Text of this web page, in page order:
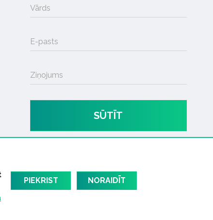
Vārds
E-pasts
Ziņojums
SŪTĪT
PIEKRIST NORAIDĪT